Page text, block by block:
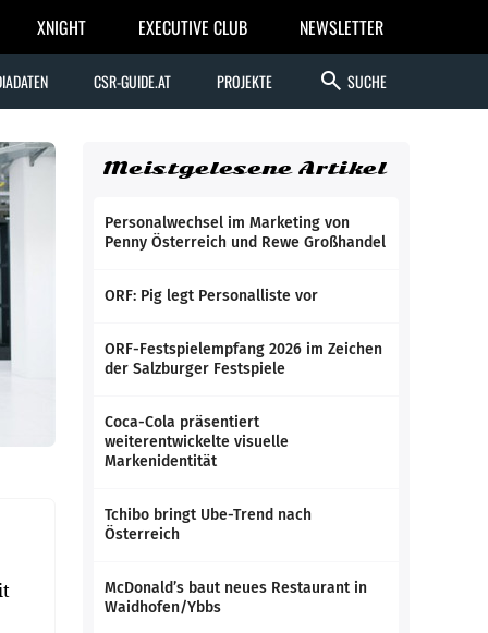
XNIGHT EXECUTIVE CLUB NEWSLETTER
CSR-GUIDE.AT PROJEKTE search SUCHE
Meistgelesene Artikel
Personalwechsel im Marketing von
Penny Österreich und Rewe Großhandel
ORF: Pig legt Personalliste vor
ORF-Festspielempfang 2026 im Zeichen
der Salzburger Festspiele
Coca-Cola präsentiert
weiterentwickelte visuelle
Markenidentität
Tchibo bringt Ube-Trend nach
Österreich
McDonald’s baut neues Restaurant in
Waidhofen/Ybbs